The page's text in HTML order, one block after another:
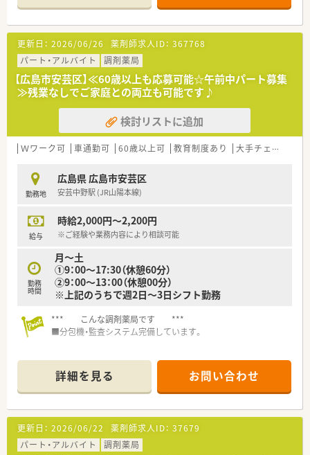
ており地域医療に貢献しています。
【募集背景と求める人物像について】
■定期的な採用活動の一環として、長期的に活躍してくれる意欲
ある薬剤師を募集しています。
■年齢に関わらず活躍できる環境であり、60代の方や経験豊富
なベテラン薬剤師も歓迎しています。
■ブランクがある方でも安心して復帰できるようサポートする
ため、穏やかに働きたい方に最適です。
【勤務実態について】
■残業はほとんど発生しないため、毎日定時で帰宅することが可
■希望に応じて週休2.5日の勤務形態も相談可能であり、ワーク
ライフバランスを重視できます。
■夏季休暇や年末年始休暇もしっかりと取得でき、旅行や趣味の
【想定される業務内容】
丁寧な服薬指導を担当します。
■全自動分包機を活用した一包化業務が中心となるため、機械を
活用して効率的に業務を行えます。
■在宅業務も担当しますが、件数はそれほど多くないため外来業
更新日： 2026/06/26 薬剤師求人ID： 367768
パート・アルバイト
調剤薬局
【広島市安芸区】≪60歳以上も応募可能☆午前中パート募集
≫残業なしでご家庭との両立も可能です♪
検討リストに追加
Ｗワーク可 車通勤可 60歳以上可 教育制度あり 大手チェーン以外
勤務地
広島県 広島市安芸区
安芸中野駅 (JR山陽本線)
給与
時給2,000円～2,200円
※ご経験や業務内容により相談可能
勤務
時間
月～土
①9：00～17:30（休憩60分）
②9：00～13：00（休憩00分）
※上記のうちで週2日～3日シフト勤務
*** こんな調剤薬局です ***
■分包機・監査システム完備しています。
■快適な薬局をめざして、スタッフ一人ひとりが、責任と誇りを
持ち、思いやりや人と人とのつながりを大切に働いています。
詳細を見る お問い合わせ
更新日： 2026/06/22 薬剤師求人ID： 37679
パート・アルバイト
調剤薬局